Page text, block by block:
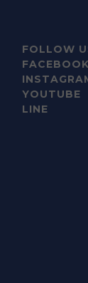
FOLLOW
FACEBOOK
YOUTUBE
LINE